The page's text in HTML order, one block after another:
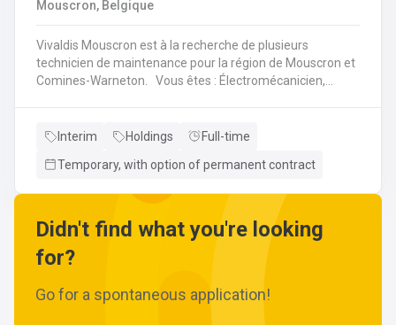
wijzigingen aan leidingen aanbrengen.Werken met
Mouscron, Belgique
Vivaldis Mouscron est à la recherche de plusieurs
technicien de maintenance pour la région de Mouscron et
Comines-Warneton. Vous êtes : Électromécanicien,
dynamique et avec un package d'avantages à la clé, nous
des kilomètres, nous vous offrons la possibilité de
avec des horaires flexibles d'équipes. N'hésitez pas à
postuler sur notre site internet, plus d'informations sur le
profil ci-dessous :
Interim Holdings
Full-time
Temporary, with option of permanent contract
Didn't find what you're looking
for?
Go for a spontaneous application!